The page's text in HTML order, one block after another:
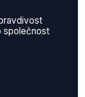
společnost